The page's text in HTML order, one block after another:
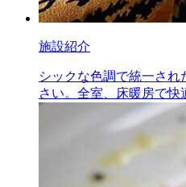
施設紹介
シックな色調で統一され
さい。全室、床暖房で快